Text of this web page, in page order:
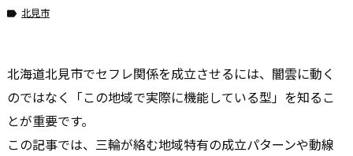
 北見市
北海道北見市でセフレ関係を成立させるには、闇雲に動く
のではなく「この地域で実際に機能している型」を知るこ
とが重要です。
この記事では、三輪が絡む地域特有の成立パターンや動線